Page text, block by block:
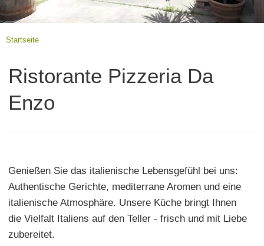
Startseite
Ristorante Pizzeria Da
Enzo
Genießen Sie das italienische Lebensgefühl bei uns:
Authentische Gerichte, mediterrane Aromen und eine
italienische Atmosphäre. Unsere Küche bringt Ihnen
die Vielfalt Italiens auf den Teller - frisch und mit Liebe
zubereitet.